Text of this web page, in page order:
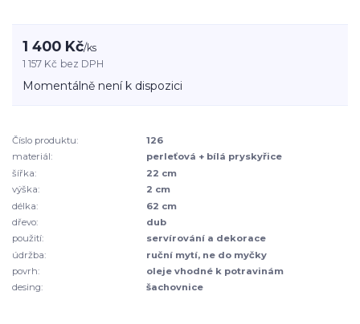
1 400 Kč/ks
1 157 Kč bez DPH
Momentálně není k dispozici
Číslo produktu:
126
materiál:
perleťová + bílá pryskyřice
šířka:
22 cm
výška:
2 cm
délka:
62 cm
dřevo:
dub
použití:
servírování a dekorace
údržba:
ruční mytí, ne do myčky
povrh:
oleje vhodné k potravinám
desing:
šachovnice